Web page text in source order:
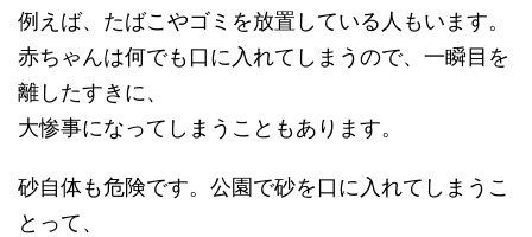
例えば、たばこやゴミを放置している人もいます。
赤ちゃんは何でも口に入れてしまうので、一瞬目を
離したすきに、
大惨事になってしまうこともあります。
砂自体も危険です。公園で砂を口に入れてしまうこ
とって、